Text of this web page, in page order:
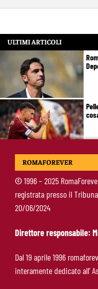
ULTIMI ARTICOLI
ROMAFOREVER
©1996 – 2025
registrata presso il
20/06/2024
Direttore responsabile:
Dal 19 aprile 1996
interamente dedicato all’